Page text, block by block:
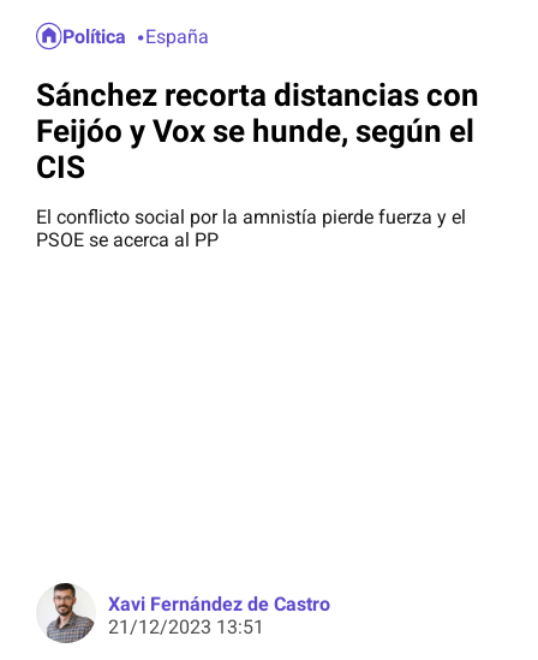
Política España
Sánchez recorta distancias con
Feijóo y Vox se hunde, según el
CIS
El conflicto social por la amnistía pierde fuerza y el
PSOE se acerca al PP
Xavi Fernández de Castro
21/12/2023 13:51